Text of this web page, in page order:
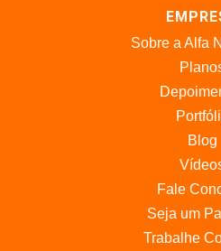
Sobre a Alfa
Blog
Fale
Seja um
Trabalhe